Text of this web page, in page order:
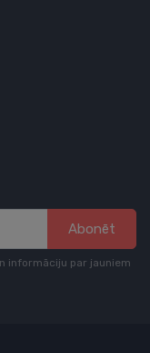
Abonēt
informāciju par jauniem